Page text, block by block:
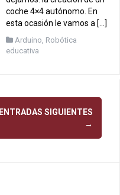
coche 4×4 autónomo. En
esta ocasión le vamos a […]
Arduino Robótica
educativa
ENTRADAS SIGUIENTES
→